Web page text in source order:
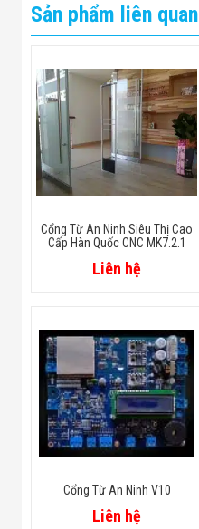
Sản phẩm liên quan
Cổng Từ An Ninh Siêu Thị Cao
Cấp Hàn Quốc CNC MK7.2.1
Liên hệ
Cổng Từ An Ninh V10
Liên hệ